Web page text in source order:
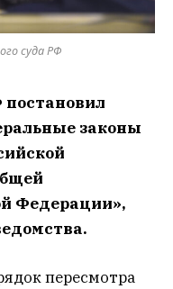
суда РФ
законы
Федерации»,
пересмотра